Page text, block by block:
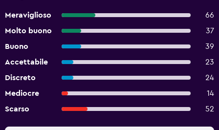
Meraviglioso
66
Molto buono
37
Buono
39
Accettabile
23
Discreto
24
Mediocre
14
Scarso
52